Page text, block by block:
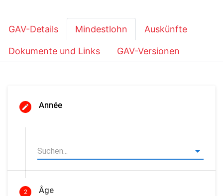
GAV-Details Mindestlohn Auskünfte
Dokumente und Links GAV-Versionen
Année
2 Âge